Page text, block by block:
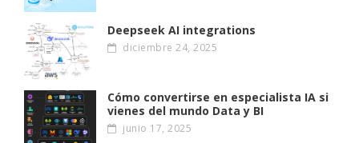
Deepseek AI integrations
diciembre 24, 2025
Cómo convertirse en especialista IA si
vienes del mundo Data y BI
junio 17, 2025